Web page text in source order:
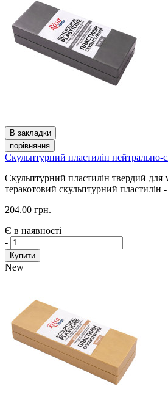
В закладки
порівняння
Скульптурний пластилін нейтрально-
Скульптурний пластилін твердий для
теракотовий скульптурний пластилін
204.00 грн.
Є в наявності
-
+
Купити
New